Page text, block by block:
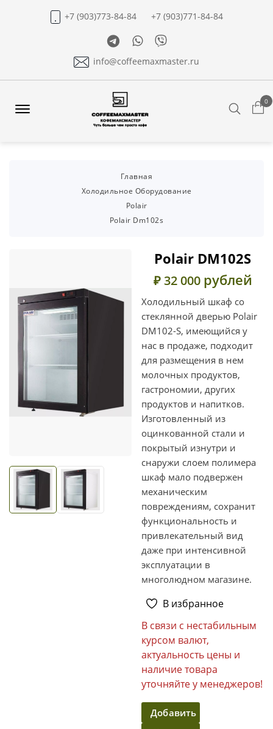
+7 (903)773-84-84
+7 (903)771-84-84
TelegramWhatsapp
Viber
info@coffeemaxmaster.ru
0
Главная
Холодильное Оборудование
Polair
Polair Dm102s
Polair DM102S
₽ 32 000 рублей
Холодильный шкаф со
стеклянной дверью Polair
DM102-S, имеющийся у
нас в продаже, подходит
для размещения в нем
молочных продуктов,
гастрономии, других
продуктов и напитков.
Изготовленный из
оцинкованной стали и
покрытый изнутри и
снаружи слоем полимера
шкаф мало подвержен
механическим
повреждениям, сохранит
функциональность и
привлекательный вид
даже при интенсивной
эксплуатации в
многолюдном магазине.
В избранное
В связи с нестабильным
курсом валют,
актуальность цены и
наличие товара
уточняйте у менеджеров!
Добавить